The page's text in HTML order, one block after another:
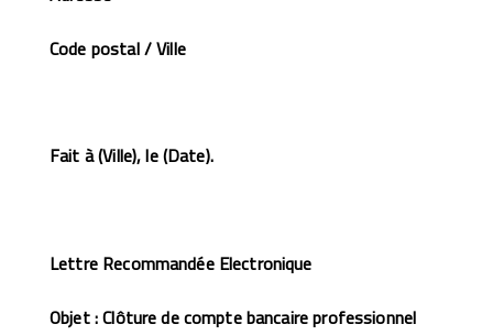
Code postal / Ville
Fait à (Ville), le (Date).
Lettre Recommandée Electronique
Objet : Clôture de compte bancaire professionnel